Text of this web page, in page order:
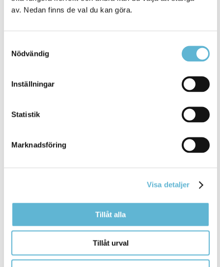
av. Nedan finns de val du kan göra.
Nödvändig
Inställningar
Statistik
Marknadsföring
Visa detaljer
Tillåt alla
Tillåt urval
Sidan senast uppdaterad:
Kommunhuset, Storgatan 48
Fax: 0456-82 22 00